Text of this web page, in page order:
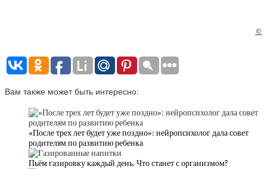
©
Вам также может быть интересно:
«После трех лет будет уже поздно»: нейропсихолог дала совет
родителям по развитию ребенка
Пьём газировку каждый день. Что станет с организмом?